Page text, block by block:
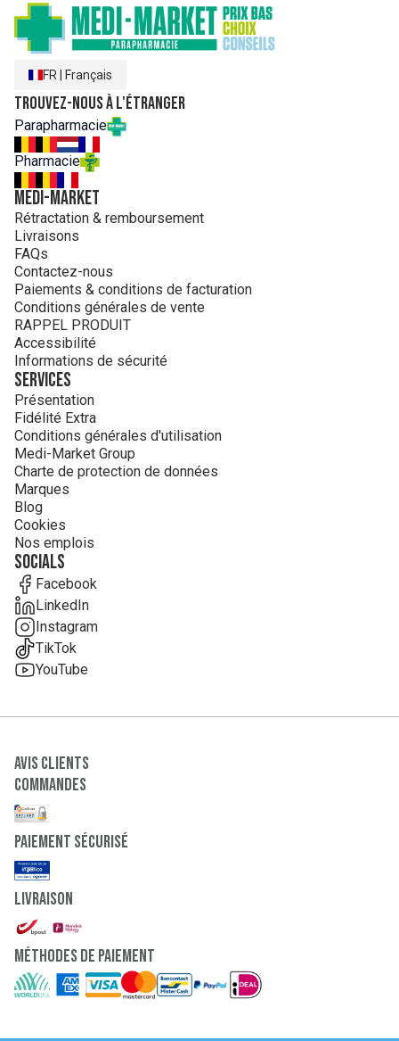
FR Français
Trouvez-nous à l'étranger
Parapharmacie
Pharmacie
MEDI-MARKET
Rétractation & remboursement
Livraisons
FAQs
Contactez-nous
Paiements & conditions de facturation
Conditions générales de vente
RAPPEL PRODUIT
Accessibilité
Informations de sécurité
Services
Présentation
Fidélité Extra
Conditions générales d'utilisation
Medi-Market Group
Charte de protection de données
Marques
Blog
Cookies
Nos emplois
Socials
Facebook
LinkedIn
Instagram
TikTok
YouTube
Avis clients
Commandes
paiement sécurisé
Livraison
Méthodes de paiement